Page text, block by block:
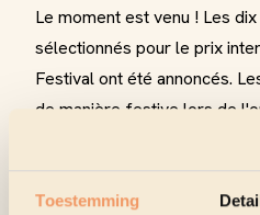
Toestemming
Le moment est venu ! Les
sélectionnés pour le prix
Festival ont été annoncés.
de manière festive lors de
samedi 21 mars 2026 au
nominés et leurs dessins
Osvaldo Gutiérrez Gomez